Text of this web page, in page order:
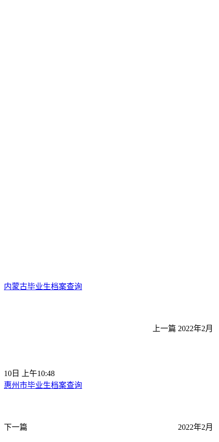
内蒙古毕业生档案查询
上一篇 2022年2月
10日 上午10:48
惠州市毕业生档案查询
下一篇 2022年2月